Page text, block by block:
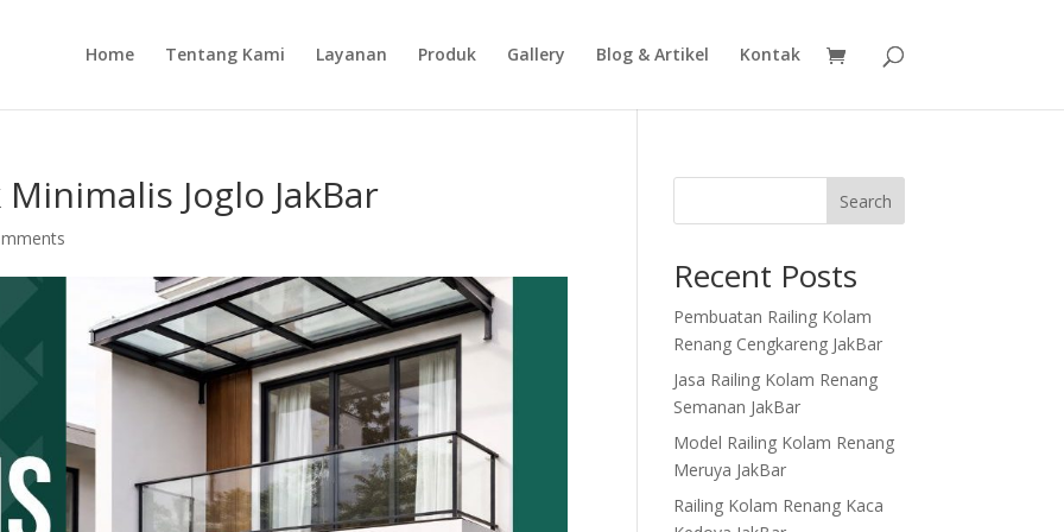
Home Tentang Kami Layanan Produk Gallery Blog & Artikel Kontak
Joglo JakBar Search
Recent Posts
Pembuatan Railing Kolam
Renang Cengkareng JakBar
Jasa Railing Kolam Renang
Semanan JakBar
Model Railing Kolam Renang
Meruya JakBar
Railing Kolam Renang Kaca